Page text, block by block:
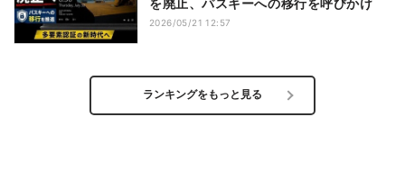
2026/05/21 12:57
ランキングをもっと見る